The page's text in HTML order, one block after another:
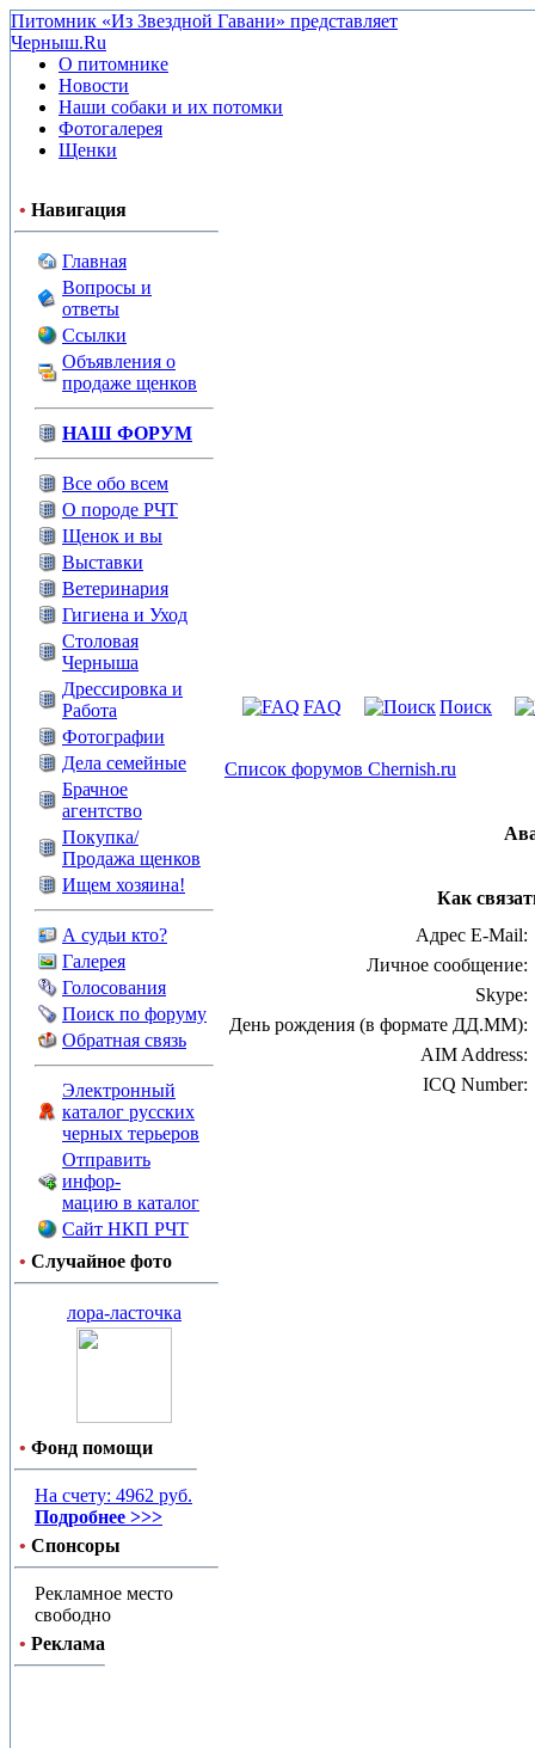
Питомник «Из Звездной Гавани» представляет
Черныш.Ru
О питомнике
Новости
Наши собаки и их потомки
Фотогалерея
Щенки
• Навигация
Главная
Вопросы и
ответы
Ссылки
Объявления о
продаже щенков
НАШ ФОРУМ
Все обо всем
О породе РЧТ
Щенок и вы
Выставки
Ветеринария
Гигиена и Уход
Столовая
Черныша
Дрессировка и
Работа
Фотографии
Дела семейные
Брачное
агентство
Покупка/
Продажа щенков
Ищем хозяина!
А судьи кто?
Галерея
Голосования
Поиск по форуму
Обратная связь
Электронный
каталог русских
черных терьеров
Отправить
инфор-
мацию в каталог
Сайт НКП РЧТ
• Случайное фото
лора-ласточка
• Фонд помощи
На счету: 4962 руб.
Подробнее >>>
• Спонсоры
Рекламное место
свободно
• Реклама
FAQ Поиск
Список форумов Chernish.ru
Как
Адрес E-Mail:
Личное сообщение:
Skype:
День рождения (в формате ДД.ММ):
AIM Address:
ICQ Number: